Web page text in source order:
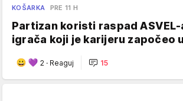
KOŠARKA PRE 11 H
Partizan koristi raspad ASVEL-
igrača koji je karijeru započeo
2 · Reaguj 15